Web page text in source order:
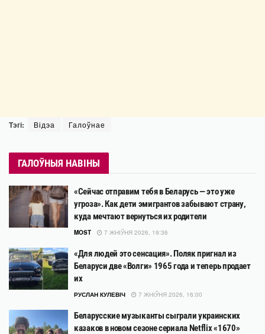
Тэгі: Відэа Галоўнае
ГАЛОЎНЫЯ НАВІНЫ
«Сейчас отправим тебя в Беларусь — это уже
угроза». Как дети эмигрантов забывают страну,
куда мечтают вернуться их родители
MOST 7 ЖНІЎНЯ 2026, 19:36
«Для людей это сенсация». Поляк пригнал из
Беларуси две «Волги» 1965 года и теперь продает
их
РУСЛАН КУЛЕВІЧ 7 ЖНІЎНЯ 2026, 16:00
Беларусские музыканты сыграли украинских
казаков в новом сезоне сериала Netflix «1670»